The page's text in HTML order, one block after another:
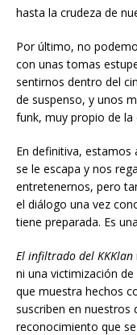
hasta la crudeza de
Por último, no
con unas tomas
sentirnos dentro del
de suspenso, y unos
funk, muy propio de la
En definitiva, estamos
se le escapa y nos
entretenernos, pero
el diálogo una vez
tiene preparada. Es
El infiltrado del KKKlan
ni una victimización
que muestra hechos
suscriben en nuestros
reconocimiento que